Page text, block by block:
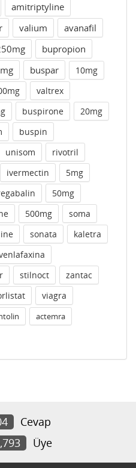
amitriptyline
valium
avanafil
bupropion
buspar
10mg
valtrex
buspirone
20mg
buspin
unisom
rivotril
ivermectin
5mg
50mg
500mg
soma
sonata
kaletra
stilnoct
zantac
viagra
actemra
Cevap
Üye